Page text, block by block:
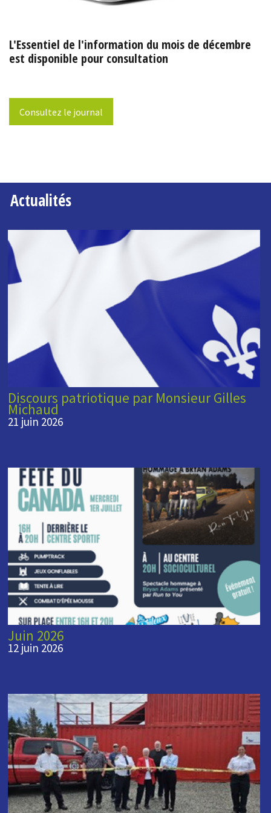
L'Essentiel de l'information du mois de décembre
est disponible pour consultation
Consultez le journal
Actualités
Discours patriotique par Monsieur Gilles
Michaud
21 juin 2026
Juin 2026
12 juin 2026